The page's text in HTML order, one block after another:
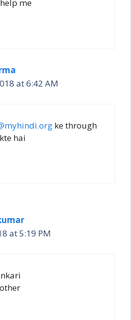
me
at 6:42 AM
ke through
hai
at 5:19 PM